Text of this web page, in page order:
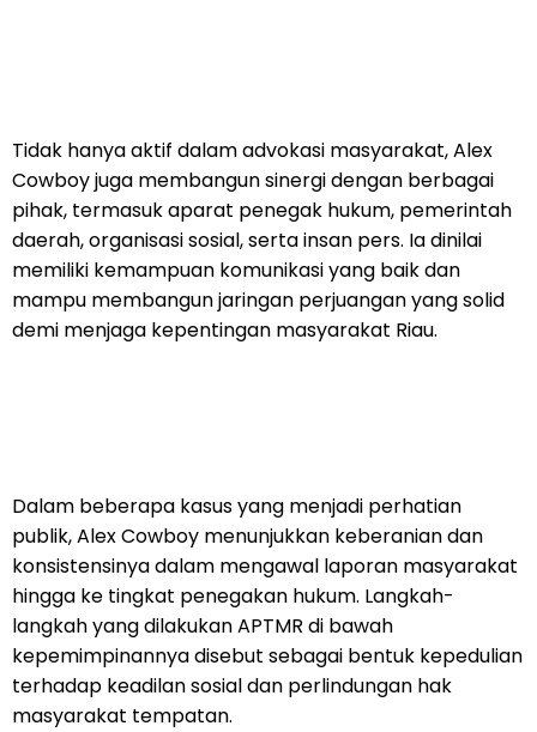
Tidak hanya aktif dalam advokasi masyarakat, Alex
Cowboy juga membangun sinergi dengan berbagai
pihak, termasuk aparat penegak hukum, pemerintah
daerah, organisasi sosial, serta insan pers. Ia dinilai
memiliki kemampuan komunikasi yang baik dan
mampu membangun jaringan perjuangan yang solid
demi menjaga kepentingan masyarakat Riau.
Dalam beberapa kasus yang menjadi perhatian
publik, Alex Cowboy menunjukkan keberanian dan
konsistensinya dalam mengawal laporan masyarakat
hingga ke tingkat penegakan hukum. Langkah-
langkah yang dilakukan APTMR di bawah
kepemimpinannya disebut sebagai bentuk kepedulian
terhadap keadilan sosial dan perlindungan hak
masyarakat tempatan.